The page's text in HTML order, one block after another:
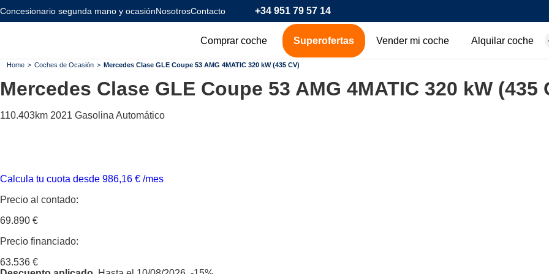
Concesionario segunda mano y ocasiónNosotrosContacto +34 951 79 57 14
Comprar coche
Todos los coches de ocasión
Coches Km0
Superofertas Vender mi coche Alquilar coche
Home > Coches de Ocasión > Mercedes Clase GLE Coupe 53 AMG 4MATIC 320 kW (435 CV)
Mercedes Clase GLE Coupe 53 AMG 4MATIC 320 kW (435
110.403km 2021 Gasolina Automático
Calcula tu cuota desde 986,16 € /mes
Precio al contado:
69.890 €
Precio financiado:
63.536 €